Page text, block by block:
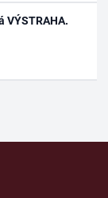
VÝSTRAHA.